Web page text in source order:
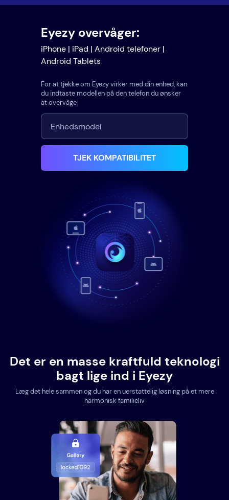
Eyezy overvåger:
iPhone | iPad | Android telefoner |
Android Tablets
For at tjekke om Eyezy virker med din enhed, kan
du indtaste modellen på den telefon du ønsker
at overvåge
TJEK KOMPATIBILITET
Det er en masse kraftfuld teknologi
bagt lige ind i Eyezy
Læg det hele sammen og du har en uerstattelig løsning på et mere
harmonisk familieliv